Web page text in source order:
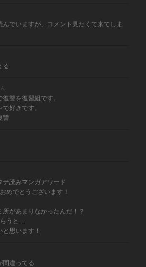
んでいますが、コメント見たくて来てしま
る
讐を復習組です。
好きです。
讐
テ読みマンガアワード
めでとうございます！
所があまりなかったんだ！？
うと…
思います！
間違ってる